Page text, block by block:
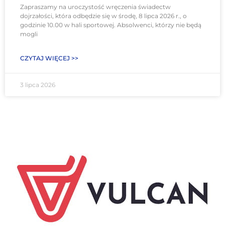
Zapraszamy na uroczystość wręczenia świadectw
dojrzałości, która odbędzie się w środę, 8 lipca 2026 r., o
godzinie 10.00 w hali sportowej. Absolwenci, którzy nie będą
mogli
CZYTAJ WIĘCEJ >>
3 lipca 2026